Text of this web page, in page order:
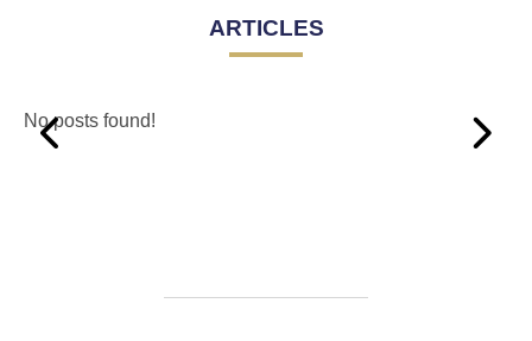
ARTICLES
No posts found!